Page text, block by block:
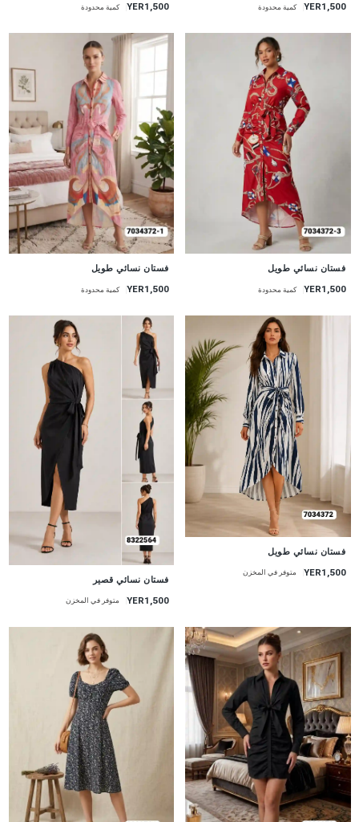
YER1,500 كمية محدودة YER1,500 كمية محدودة
جديد
فستان نسائي طويل
YER1,500 كمية محدودة
جديد
فستان نسائي طويل
YER1,500 كمية محدودة
فستان نسائي طويل
YER1,500 متوفر في المخزن
فستان نسائي قصير
YER1,500 متوفر في المخزن